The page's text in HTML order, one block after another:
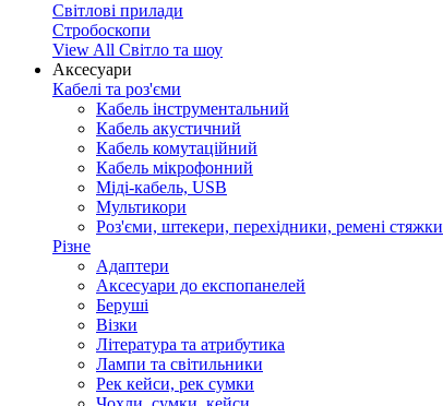
Світлові прилади
Стробоскопи
View All Світло та шоу
Аксесуари
Кабелі та роз'єми
Кабель інструментальний
Кабель акустичний
Кабель комутаційний
Кабель мікрофонний
Міді-кабель, USB
Мультикори
Роз'єми, штекери, перехідники, ремені стяжки
Різне
Адаптери
Аксесуари до експопанелей
Беруші
Візки
Література та атрибутика
Лампи та світильники
Рек кейси, рек сумки